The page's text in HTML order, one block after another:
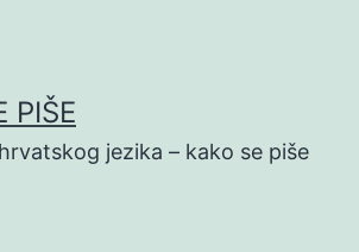
PIŠE
jezika – kako se piše